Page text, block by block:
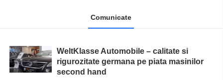
Comunicate
WeltKlasse Automobile – calitate si
rigurozitate germana pe piata masinilor
second hand